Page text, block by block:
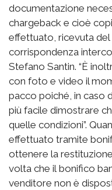
documentazione
chargeback e cioè
effettuato, ricevuta
corrispondenza
Stefano Santin. “È
con foto e video il
pacco poiché, in caso
più facile dimostrare
quelle condizioni”.
effettuato tramite
ottenere la
volta che il bonifico
venditore non è